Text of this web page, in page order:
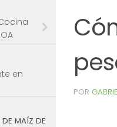
POR
en
DE MAÍZ DE